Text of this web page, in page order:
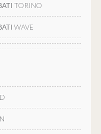
TORINO
WAVE